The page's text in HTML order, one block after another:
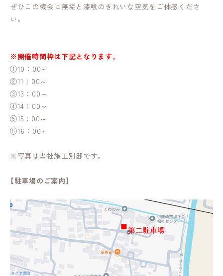
ぜひこの機会に無垢と漆喰のきれいな空気をご体感くださ
い。
※開催時間枠は下記となります。
①10：00～
②11：00～
③13：00～
④14：00～
⑤15：00～
⑥16：00～
※写真は当社施工別邸です。
【駐車場のご案内】